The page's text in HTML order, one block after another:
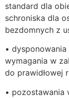
standard dla
schroniska dla
bezdomnych z
•
wymagania w
do prawidłowej
• pozostawania